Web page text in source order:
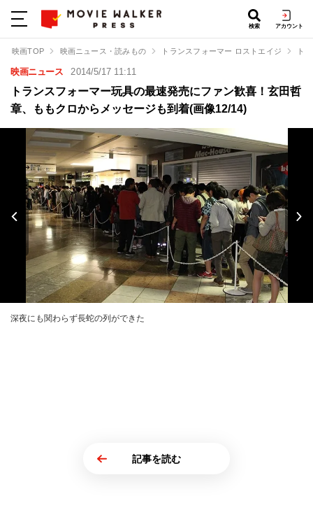
検索 アカウント
映画TOP 映画ニュース・読みもの トランスフォーマー ロストエイジ ト
映画ニュース 2014/5/17 11:11
トランスフォーマー玩具の最速発売にファン歓喜！玄田哲
章、ももクロからメッセージも到着(画像12/14)
深夜にも関わらず長蛇の列ができた
記事を読む